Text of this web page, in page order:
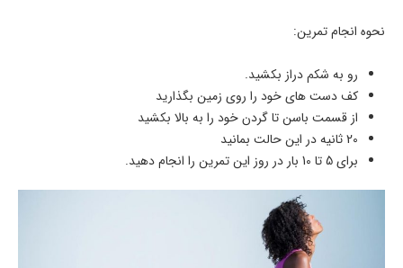
نحوه انجام تمرین:
رو به شکم دراز بکشید.
کف دست های خود را روی زمین بگذارید
از قسمت باسن تا گردن خود را به بالا بکشید
20 ثانیه در این حالت بمانید
برای 5 تا 10 بار در روز این تمرین را انجام دهید.